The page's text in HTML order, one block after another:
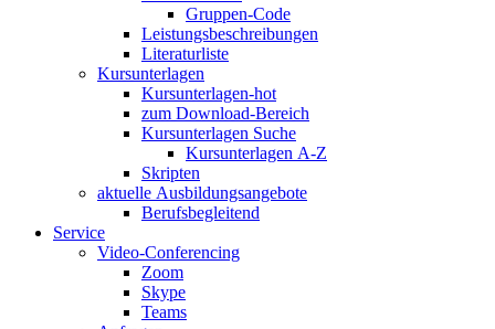
Gruppen-Code
Leistungsbeschreibungen
Literaturliste
Kursunterlagen
Kursunterlagen-hot
zum Download-Bereich
Kursunterlagen Suche
Kursunterlagen A-Z
Skripten
aktuelle Ausbildungsangebote
Berufsbegleitend
Service
Video-Conferencing
Zoom
Skype
Teams